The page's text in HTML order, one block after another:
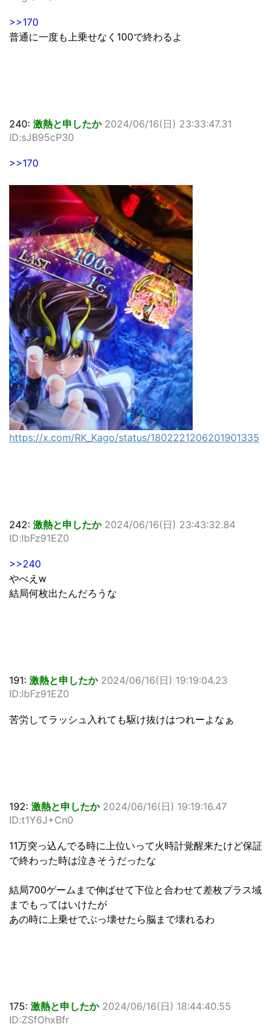
>>170
普通に一度も上乗せなく100で終わるよ
240: 激熱と申したか 2024/06/16(日) 23:33:47.31
ID:sJB95cP30
>>170
https://x.com/RK_Kago/status/1802221206201901335
242: 激熱と申したか 2024/06/16(日) 23:43:32.84
ID:lbFz91EZ0
>>240
やべえw
結局何枚出たんだろうな
191: 激熱と申したか 2024/06/16(日) 19:19:04.23
ID:lbFz91EZ0
苦労してラッシュ入れても駆け抜けはつれーよなぁ
192: 激熱と申したか 2024/06/16(日) 19:19:16.47
ID:t1Y6J+Cn0
11万突っ込んでる時に上位いって火時計覚醒来たけど保証
で終わった時は泣きそうだったな
結局700ゲームまで伸ばせて下位と合わせて差枚プラス域
までもってはいけたが
あの時に上乗せでぶっ壊せたら脳まで壊れるわ
175: 激熱と申したか 2024/06/16(日) 18:44:40.55
ID:ZSfOhxBfr